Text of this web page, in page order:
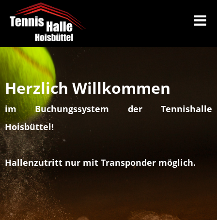
Herzlich Willkommen
im Buchungssystem der Tennishalle
Hoisbüttel!
Hallenzutritt nur mit Transponder möglich.